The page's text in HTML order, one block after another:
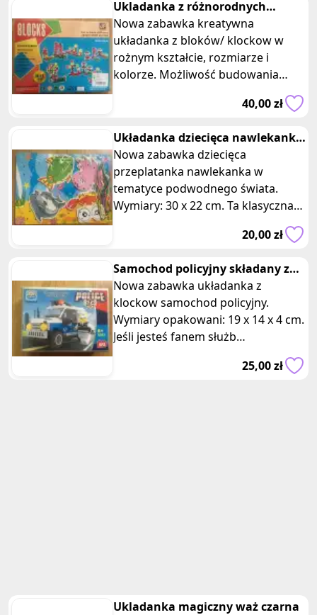
Ukladanka z różnorodnych
bloków/ klockow
Nowa zabawka kreatywna
układanka z bloków/ klockow w
rożnym kształcie, rozmiarze i
kolorze. Możliwość budowania
własnych budowli. Nielimitowana
40,00 zł
Układanka dziecięca nawlekanka
przeplatanka podwodny świat
Nowa zabawka dziecięca
przeplatanka nawlekanka w
tematyce podwodnego świata.
Wymiary: 30 x 22 cm. Ta klasyczna
20,00 zł
Samochod policyjny składany z
klockow
Nowa zabawka układanka z
klockow samochod policyjny.
Wymiary opakowani: 19 x 14 x 4 cm.
Jeśli jesteś fanem służb
mundurowych i uwielbiasz zabawki
25,00 zł
Ukladanka magiczny waż czarna